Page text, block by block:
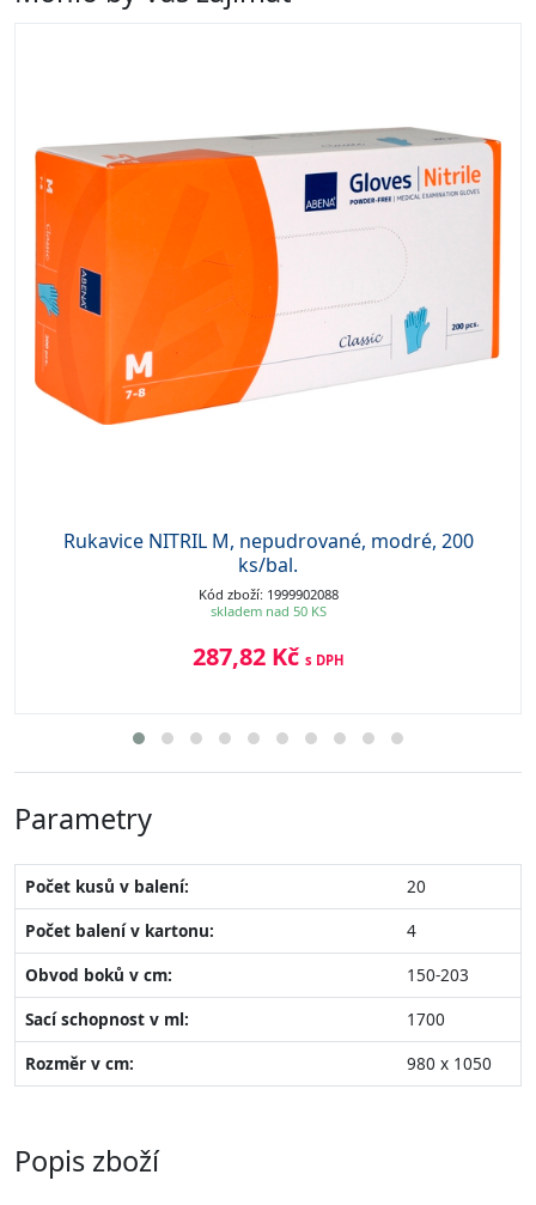
Rukavice NITRIL M, nepudrované, modré, 200
ks/bal.
Kód zboží: 1999902088
skladem nad 50 KS
287,82 Kč s DPH
Parametry
Počet kusů v balení:
20
Počet balení v kartonu:
4
Obvod boků v cm:
150-203
Sací schopnost v ml:
1700
Rozměr v cm:
980 x 1050
Popis zboží